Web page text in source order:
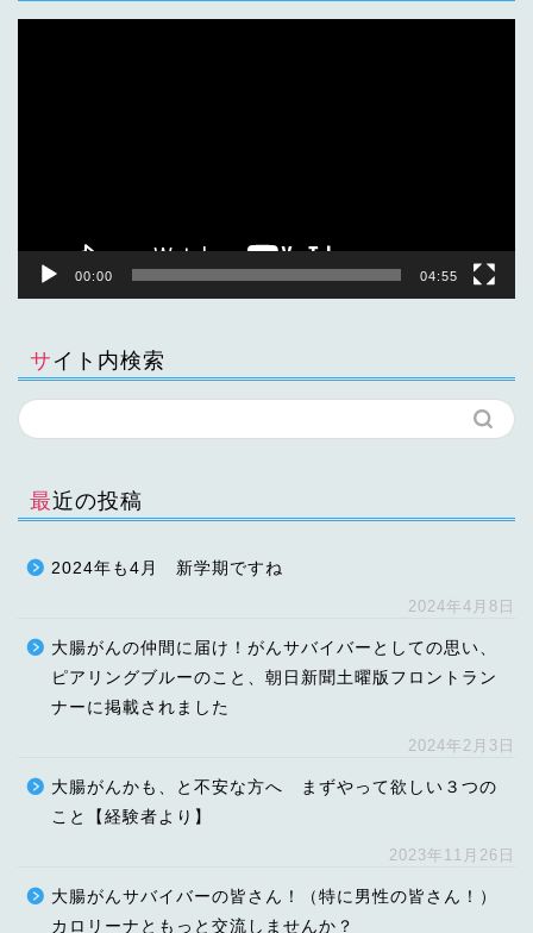
00:00 04:55
サイト内検索
最近の投稿
2024年も4月 新学期ですね
2024年4月8日
大腸がんの仲間に届け！がんサバイバーとしての思い、
ピアリングブルーのこと、朝日新聞土曜版フロントラン
ナーに掲載されました
2024年2月3日
大腸がんかも、と不安な方へ まずやって欲しい３つの
こと【経験者より】
2023年11月26日
大腸がんサバイバーの皆さん！（特に男性の皆さん！）
カロリーナともっと交流しませんか？